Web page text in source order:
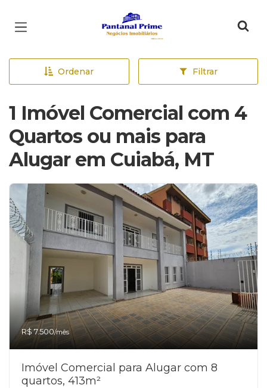
Página inicial
Ordenar Filtrar
1 Imóvel Comercial com 4
Quartos ou mais para
Alugar em Cuiabá, MT
R$ 7.500/mês
Imóvel Comercial para Alugar com 8
quartos, 413m²